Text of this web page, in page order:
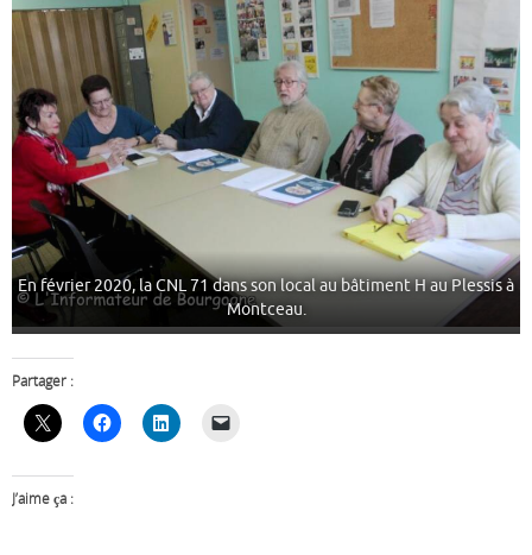
En février 2020, la CNL 71 dans son local au bâtiment H au Plessis à
Montceau.
Partager :
J’aime ça :